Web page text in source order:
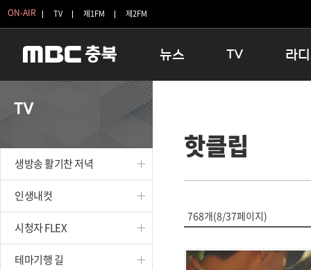
ON-AIR TV 제1FM 제2FM
뉴스
보은
옥천
TV
인생내컷
테마기행 길
시청자 FLEX
특집프로그램
라
TV
생방송 활기찬 저녁
인생내컷
시청자 FLEX
테마기행 길
핫클립
768개(8/37페이지)